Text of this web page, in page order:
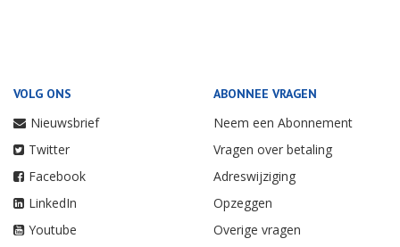
VOLG ONS
Nieuwsbrief
Twitter
Facebook
LinkedIn
Youtube
ABONNEE VRAGEN
Neem een Abonnement
Vragen over betaling
Adreswijziging
Opzeggen
Overige vragen